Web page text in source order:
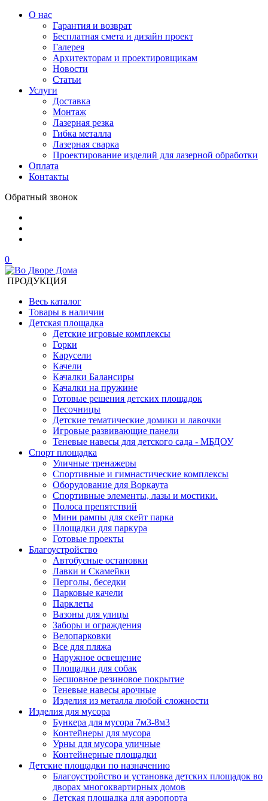
О нас
Гарантия и возврат
Бесплатная смета и дизайн проект
Галерея
Архитекторам и проектировщикам
Новости
Статьи
Услуги
Доставка
Монтаж
Лазерная резка
Гибка металла
Лазерная сварка
Проектирование изделий для лазерной обработки
Оплата
Контакты
Обратный звонок
0
ПРОДУКЦИЯ
Весь каталог
Товары в наличии
Детская площадка
Детские игровые комплексы
Горки
Карусели
Качели
Качалки Балансиры
Качалки на пружине
Готовые решения детских площадок
Песочницы
Детские тематические домики и лавочки
Игровые развивающие панели
Теневые навесы для детского сада - МБДОУ
Спорт площадка
Уличные тренажеры
Спортивные и гимнастические комплексы
Оборудование для Воркаута
Спортивные элементы, лазы и мостики.
Полоса препятствий
Мини рампы для скейт парка
Площадки для паркура
Готовые проекты
Благоустройство
Автобусные остановки
Лавки и Скамейки
Перголы, беседки
Парковые качели
Парклеты
Вазоны для улицы
Заборы и ограждения
Велопарковки
Все для пляжа
Наружное освещение
Площадки для собак
Бесшовное резиновое покрытие
Теневые навесы арочные
Изделия из металла любой сложности
Изделия для мусора
Бункера для мусора 7м3-8м3
Контейнеры для мусора
Урны для мусора уличные
Контейнерные площадки
Детские площадки по назначению
Благоустройство и установка детских площадок во
дворах многоквартирных домов
Детская площадка для аэропорта